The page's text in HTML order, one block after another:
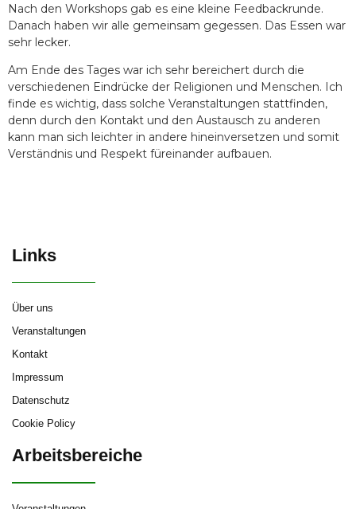
Nach den Workshops gab es eine kleine Feedbackrunde.
Danach haben wir alle gemeinsam gegessen. Das Essen war
sehr lecker.
Am Ende des Tages war ich sehr bereichert durch die
verschiedenen Eindrücke der Religionen und Menschen. Ich
finde es wichtig, dass solche Veranstaltungen stattfinden,
denn durch den Kontakt und den Austausch zu anderen
kann man sich leichter in andere hineinversetzen und somit
Verständnis und Respekt füreinander aufbauen.
Links
Über uns
Veranstaltungen
Kontakt
Impressum
Datenschutz
Cookie Policy
Arbeitsbereiche